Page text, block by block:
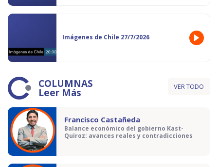
Imágenes de Chile 27/7/2026
COLUMNAS
Leer Más VER TODO
Francisco Castañeda
Balance económico del gobierno Kast-
Quiroz: avances reales y contradicciones